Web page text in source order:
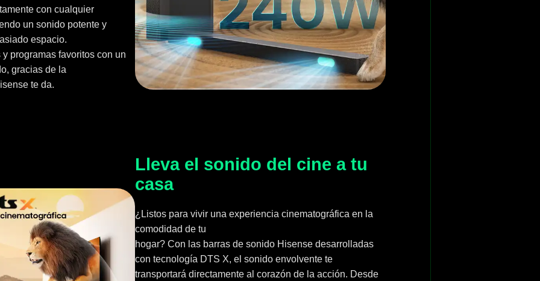
con cualquier
un sonido potente y
espacio.
programas favoritos con un
gracias de la
te da.
Lleva el sonido del cine a tu
casa
¿Listos para vivir una experiencia cinematográfica en la
comodidad de tu
hogar? Con las barras de sonido Hisense desarrolladas
con tecnología DTS X, el sonido envolvente te
transportará directamente al corazón de la acción. Desde